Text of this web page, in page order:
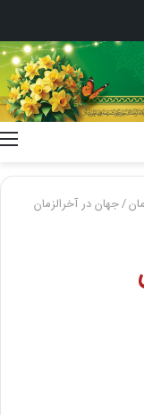
/جهان در آخرالزمان